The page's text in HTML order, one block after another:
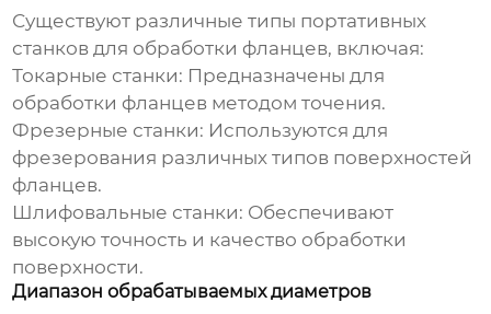
Существуют различные типы портативных
станков для обработки фланцев, включая:
Токарные станки: Предназначены для
обработки фланцев методом точения.
Фрезерные станки: Используются для
фрезерования различных типов поверхностей
фланцев.
Шлифовальные станки: Обеспечивают
высокую точность и качество обработки
поверхности.
Диапазон обрабатываемых диаметров